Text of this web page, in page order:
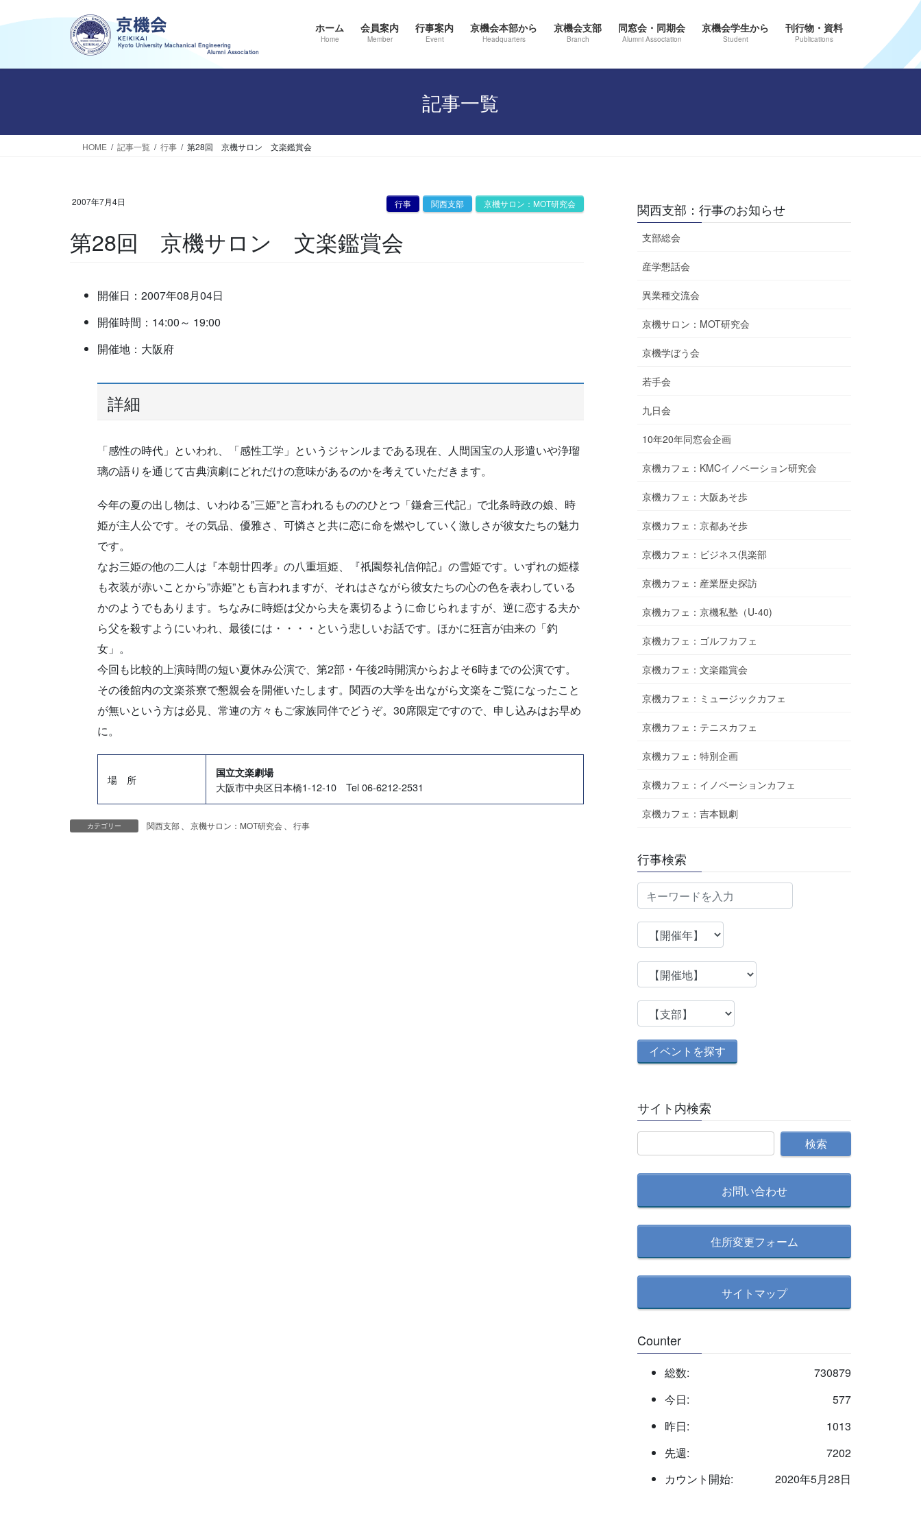
ン
ツ
ッ
ビ
シ
移
ホーム
Home
会員案内
Member
行事案内
Event
京機会本部から
Headquarters
京機会支部
Branch
同窓会・同期会
Alumni Association
京機会学生から
Student
刊行物・資料
Publications
記事一覧
HOME 記事一覧 行事 第28回 京機サロン 文楽鑑賞会
2007年7月4日 京機サロン：MOT研究会
関西支部
行事
第28回 京機サロン 文楽鑑賞会
開催日：2007年08月04日
開催時間：14:00～ 19:00
開催地：大阪府
詳細
「感性の時代」といわれ、「感性工学」というジャンルまである現在、人間国宝の人形遣いや浄瑠
璃の語りを通じて古典演劇にどれだけの意味があるのかを考えていただきます。
今年の夏の出し物は、いわゆる”三姫”と言われるもののひとつ「鎌倉三代記」で北条時政の娘、時
姫が主人公です。その気品、優雅さ、可憐さと共に恋に命を燃やしていく激しさが彼女たちの魅力
です。
なお三姫の他の二人は『本朝廿四孝』の八重垣姫、『祇園祭礼信仰記』の雪姫です。いずれの姫様
も衣装が赤いことから”赤姫”とも言われますが、それはさながら彼女たちの心の色を表わしている
かのようでもあります。ちなみに時姫は父から夫を裏切るように命じられますが、逆に恋する夫か
ら父を殺すようにいわれ、最後には・・・・という悲しいお話です。ほかに狂言が由来の「釣
女」。
今回も比較的上演時間の短い夏休み公演で、第2部・午後2時開演からおよそ6時までの公演です。
その後館内の文楽茶寮で懇親会を開催いたします。関西の大学を出ながら文楽をご覧になったこと
が無いという方は必見、常連の方々もご家族同伴でどうぞ。30席限定ですので、申し込みはお早め
に。
場 所 国立文楽劇場
大阪市中央区日本橋1-12-10 Tel 06-6212-2531
カテゴリー 関西支部 京機サロン：MOT研究会 行事
関西支部：行事のお知らせ
支部総会
産学懇話会
異業種交流会
京機サロン：MOT研究会
京機学ぼう会
若手会
九日会
10年20年同窓会企画
京機カフェ：KMCイノベーション研究会
京機カフェ：大阪あそ歩
京機カフェ：京都あそ歩
京機カフェ：ビジネス倶楽部
京機カフェ：産業歴史探訪
京機カフェ：京機私塾（U-40)
京機カフェ：ゴルフカフェ
京機カフェ：文楽鑑賞会
京機カフェ：ミュージックカフェ
京機カフェ：テニスカフェ
京機カフェ：特別企画
京機カフェ：イノベーションカフェ
京機カフェ：吉本観劇
行事検索
サイト内検索
お問い合わせ
住所変更フォーム
サイトマップ
Counter
730879
総数:
577
今日:
1013
昨日:
7202
先週:
2020年5月28日
カウント開始: